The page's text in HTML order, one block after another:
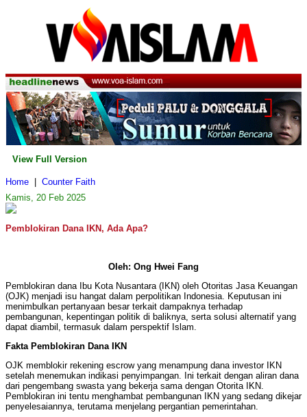
View Full Version
Home
Counter Faith
Kamis, 20 Feb 2025
Pemblokiran Dana IKN, Ada Apa?
Oleh: Ong Hwei Fang
Pemblokiran dana Ibu Kota Nusantara (IKN) oleh Otoritas Jasa Keuangan
(OJK) menjadi isu hangat dalam perpolitikan Indonesia. Keputusan ini
menimbulkan pertanyaan besar terkait dampaknya terhadap
pembangunan, kepentingan politik di baliknya, serta solusi alternatif yang
dapat diambil, termasuk dalam perspektif Islam.
Fakta Pemblokiran Dana IKN
OJK memblokir rekening escrow yang menampung dana investor IKN
setelah menemukan indikasi penyimpangan. Ini terkait dengan aliran dana
dari pengembang swasta yang bekerja sama dengan Otorita IKN.
Pemblokiran ini tentu menghambat pembangunan IKN yang sedang dikejar
penyelesaiannya, terutama menjelang pergantian pemerintahan.